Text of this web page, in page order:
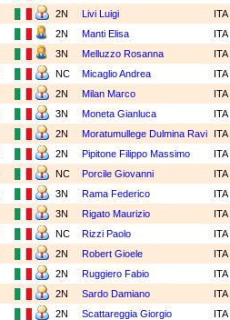
2N Livi Luigi
ITA
2N Manti Elisa
ITA
3N Melluzzo Rosanna
ITA
NC Micaglio Andrea
ITA
2N Milan Marco
ITA
3N Moneta Gianluca
ITA
2N Moratumullege Dulmina Ravi
ITA
2N Pipitone Filippo Massimo
ITA
NC Porcile Giovanni
ITA
3N Rama Federico
ITA
3N Rigato Maurizio
ITA
NC Rizzi Paolo
ITA
2N Robert Gioele
ITA
2N Ruggiero Fabio
ITA
2N Sardo Damiano
ITA
2N Scattareggia Giorgio
ITA